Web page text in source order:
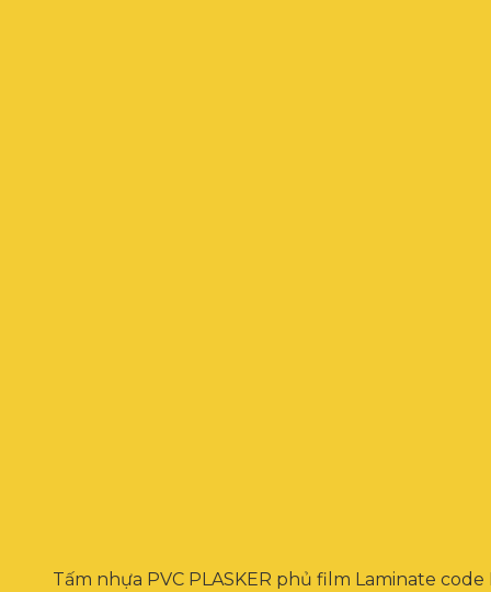
Tấm nhựa PVC PLASKER phủ film Laminate code